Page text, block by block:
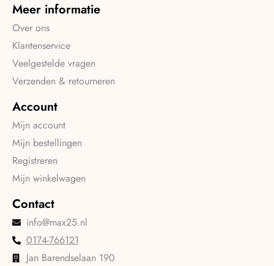
Meer informatie
Over ons
Klantenservice
Veelgestelde vragen
Verzenden & retourneren
Account
Mijn account
Mijn bestellingen
Registreren
Mijn winkelwagen
Contact
info@max25.nl
0174-766121
Jan Barendselaan 190